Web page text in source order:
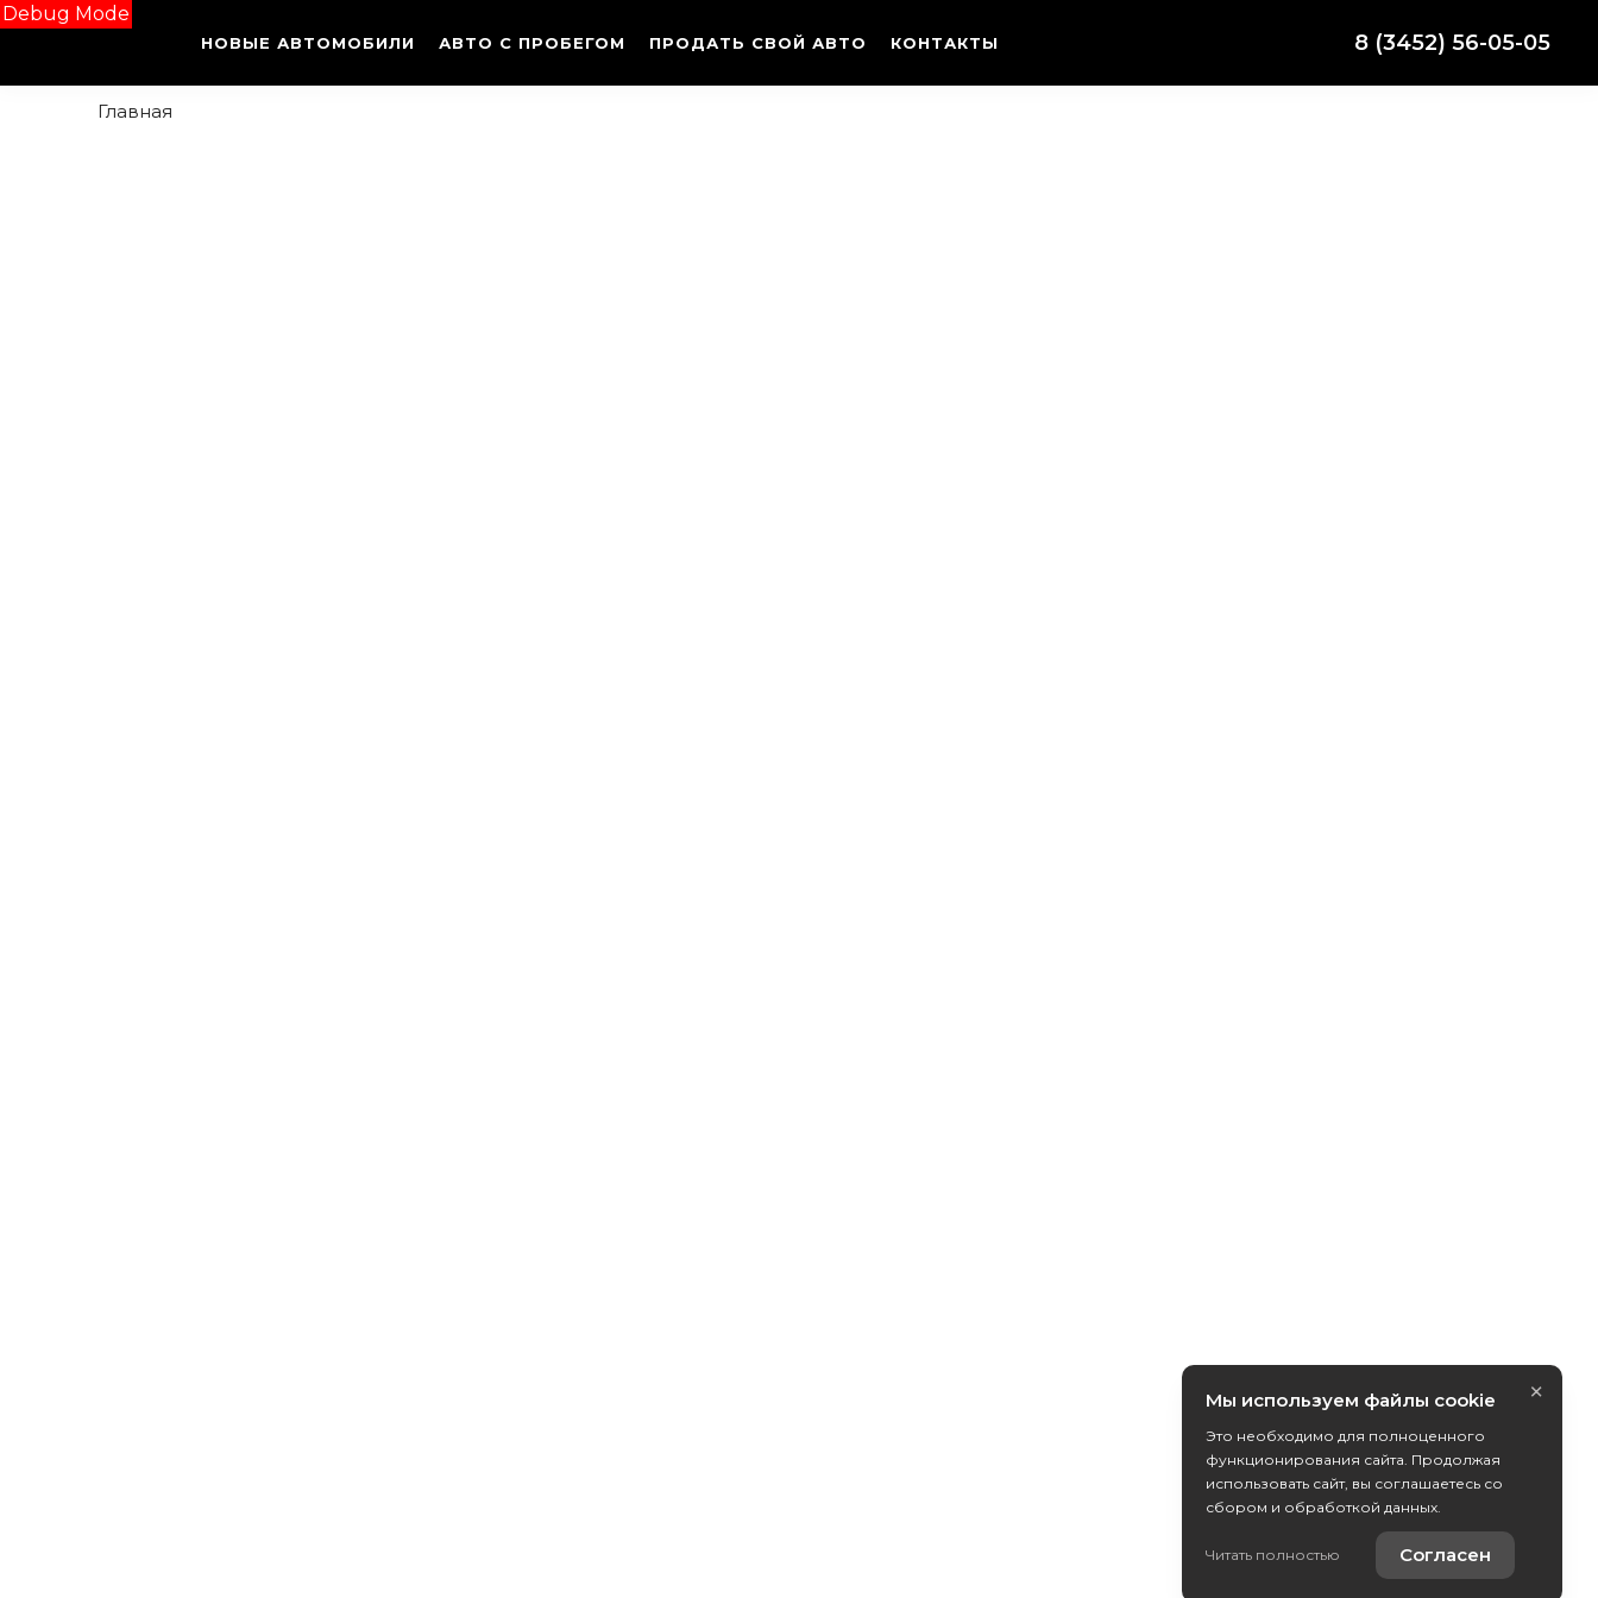
Debug Mode
НОВЫЕ АВТОМОБИЛИ АВТО С ПРОБЕГОМ ПРОДАТЬ СВОЙ АВТО КОНТАКТЫ 8 (3452) 56-05-05
Главная
Мы используем файлы cookie
Это необходимо для полноценного
функционирования сайта. Продолжая
использовать сайт, вы соглашаетесь со
сбором и обработкой данных.
Читать полностью Согласен
×